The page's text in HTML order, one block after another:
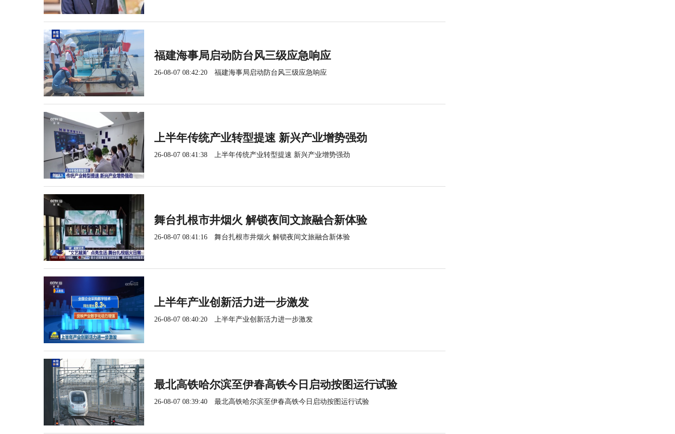
福建海事局启动防台风三级应急响应
26-08-07 08:42:20 福建海事局启动防台风三级应急响应
上半年传统产业转型提速 新兴产业增势强劲
26-08-07 08:41:38 上半年传统产业转型提速 新兴产业增势强劲
舞台扎根市井烟火 解锁夜间文旅融合新体验
26-08-07 08:41:16 舞台扎根市井烟火 解锁夜间文旅融合新体验
上半年产业创新活力进一步激发
26-08-07 08:40:20 上半年产业创新活力进一步激发
最北高铁哈尔滨至伊春高铁今日启动按图运行试验
26-08-07 08:39:40 最北高铁哈尔滨至伊春高铁今日启动按图运行试验